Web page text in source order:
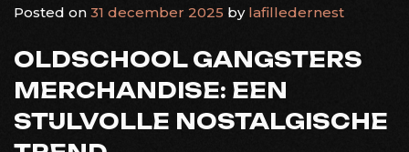
Posted on 31 december 2025 by lafilledernest
OLDSCHOOL GANGSTERS
MERCHANDISE: EEN
STIJLVOLLE NOSTALGISCHE